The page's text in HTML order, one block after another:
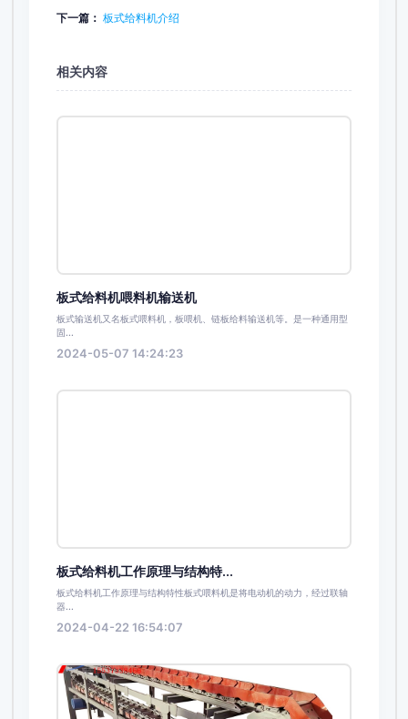
下一篇： 板式给料机介绍
相关内容
板式给料机喂料机输送机
板式输送机又名板式喂料机，板喂机、链板给料输送机等。是一种通用型
固...
2024-05-07 14:24:23
板式给料机工作原理与结构特...
板式给料机工作原理与结构特性板式喂料机是将电动机的动力，经过联轴
器...
2024-04-22 16:54:07